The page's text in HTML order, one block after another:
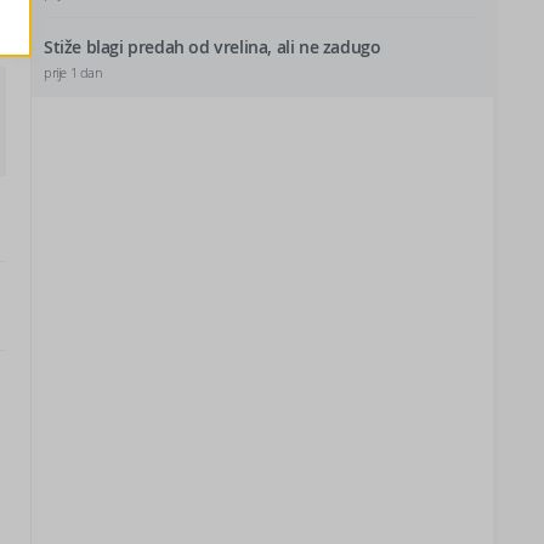
Stiže blagi predah od vrelina, ali ne zadugo
prije 1 dan